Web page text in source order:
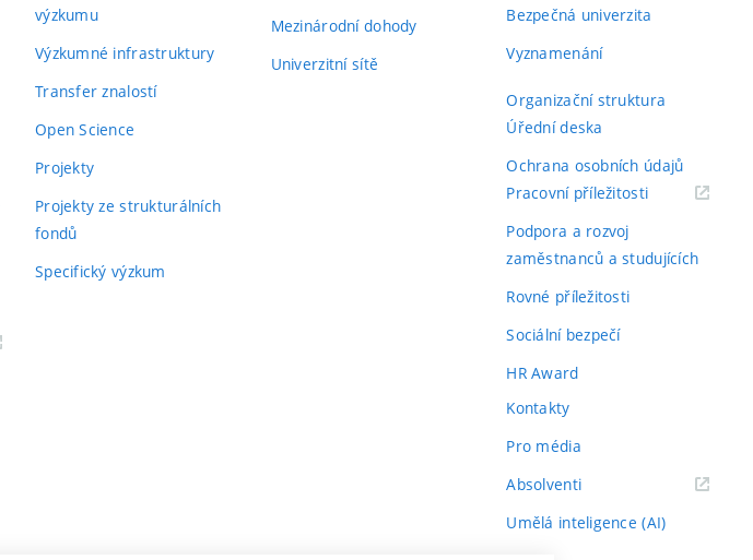
výzkumu
Výzkumné infrastruktury
Transfer znalostí
Open Science
Projekty
Projekty ze strukturálních
fondů
Specifický výzkum
Mezinárodní dohody
Univerzitní sítě
Bezpečná univerzita
Vyznamenání
Organizační struktura
Úřední deska
Ochrana osobních údajů
Pracovní příležitosti(externí
Podpora a rozvoj
zaměstnanců a studujících
Rovné příležitosti
Sociální bezpečí
HR Award
Kontakty
Pro média
Absolventi(externí
Umělá inteligence (AI)